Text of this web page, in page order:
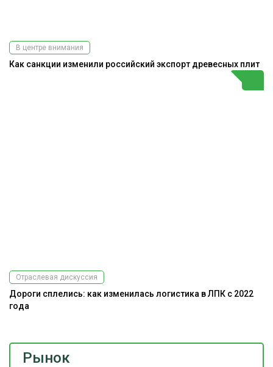
Рынок
В центре внимания
Как санкции изменили российский экспорт древесных плит
Отраслевая дискуссия
Дороги сплелись: как изменилась логистика в ЛПК с 2022
года